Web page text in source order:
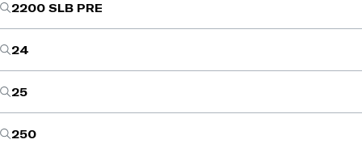
2200 SLB PRE
24
25
250